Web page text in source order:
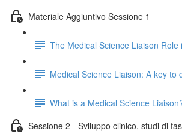
Materiale Aggiuntivo Sessione 1
The Medical Science Liaison
Medical Science Liaison: A key
What is a Medical Science
Sessione 2 - Sviluppo clinico, studi di